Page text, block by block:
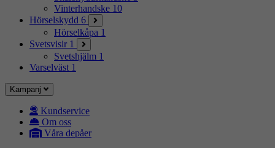
Vinterhandske 10
Hörselskydd 6
Hörselkåpa 1
Svetsvisir 1
Svetshjälm 1
Varselväst 1
Kampanj
Kundservice
Om oss
Våra depåer